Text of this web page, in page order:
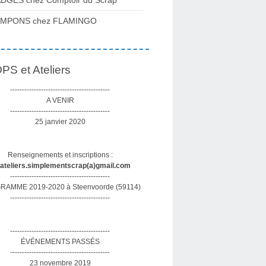
chez FLAMINGO
et Ateliers
------------------------------------------
A VENIR
------------------------------------------
25 janvier 2020
Renseignements et inscriptions :
------------------------------------------
2019-2020 à Steenvoorde (59114)
------------------------------------------
------------------------------------------
ÉVÉNEMENTS PASSÉS
------------------------------------------
23 novembre 2019